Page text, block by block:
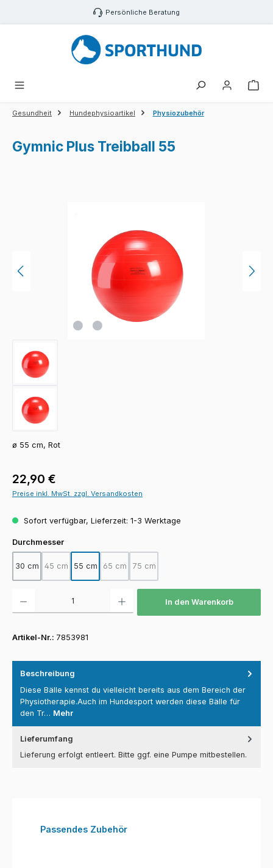
Zum Hauptinhalt springen Persönliche Beratung
Gesundheit Hundephysioartikel Physiozubehör
Gymnic Plus Treibball 55
ø 55 cm, Rot
Regulärer Preis:
22,90 €
Preise inkl. MwSt. zzgl. Versandkosten
Sofort verfügbar, Lieferzeit: 1-3 Werktage
Durchmesserauswählen
30 cm 45 cm
(Diese Option ist zurzeit nicht verfügbar.)
55 cm 65 cm
(Diese Option ist zurzeit nicht verfügbar.)
75 cm
(Diese Option ist zurzeit nicht
In den Warenkorb
Artikel-Nr.: 7853981
Beschreibung
Diese Bälle kennst du vielleicht bereits aus dem Bereich der
Physiotherapie.Auch im Hundesport werden diese Bälle für
den Tr… Mehr
Lieferumfang
Lieferung erfolgt entleert. Bitte ggf. eine Pumpe mitbestellen.
Produktgalerie überspringen
Passendes Zubehör